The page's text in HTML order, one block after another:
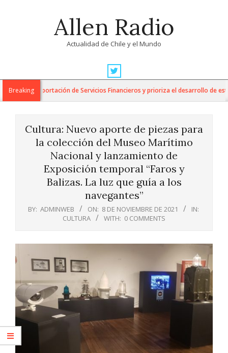
Allen Radio
Actualidad de Chile y el Mundo
Navigation
MenuBreaking
para la Exportación de Servicios Financieros y prioriza el desarrollo de esta
Cultura: Nuevo aporte de piezas para
la colección del Museo Marítimo
Nacional y lanzamiento de
Exposición temporal “Faros y
Balizas. La luz que guía a los
navegantes”
BY: ADMINWEB ON: 8 DE NOVIEMBRE DE 2021
IN:
CULTURA
WITH: 0 COMMENTS